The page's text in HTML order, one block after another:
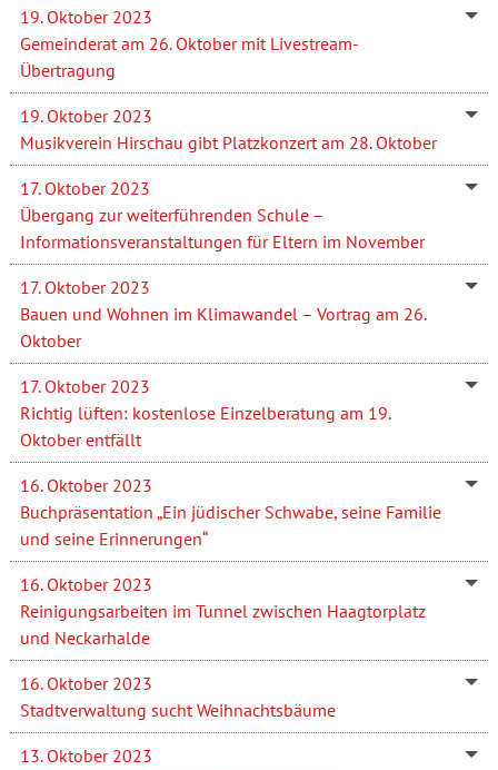
19. Oktober 2023
Gemeinderat am 26. Oktober mit Livestream-
Übertragung
19. Oktober 2023
Musikverein Hirschau gibt Platzkonzert am 28. Oktober
17. Oktober 2023
Übergang zur weiterführenden Schule –
Informationsveranstaltungen für Eltern im November
17. Oktober 2023
Bauen und Wohnen im Klimawandel – Vortrag am 26.
Oktober
17. Oktober 2023
Richtig lüften: kostenlose Einzelberatung am 19.
Oktober entfällt
16. Oktober 2023
Buchpräsentation „Ein jüdischer Schwabe, seine Familie
und seine Erinnerungen“
16. Oktober 2023
Reinigungsarbeiten im Tunnel zwischen Haagtorplatz
und Neckarhalde
16. Oktober 2023
Stadtverwaltung sucht Weihnachtsbäume
13. Oktober 2023